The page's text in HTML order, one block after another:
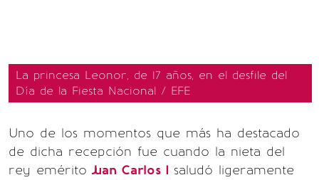
La princesa Leonor, de 17 años, en el desfile del
Día de la Fiesta Nacional / EFE
Uno de los momentos que más ha destacado
de dicha recepción fue cuando la nieta del
rey emérito Juan Carlos I saludó ligeramente